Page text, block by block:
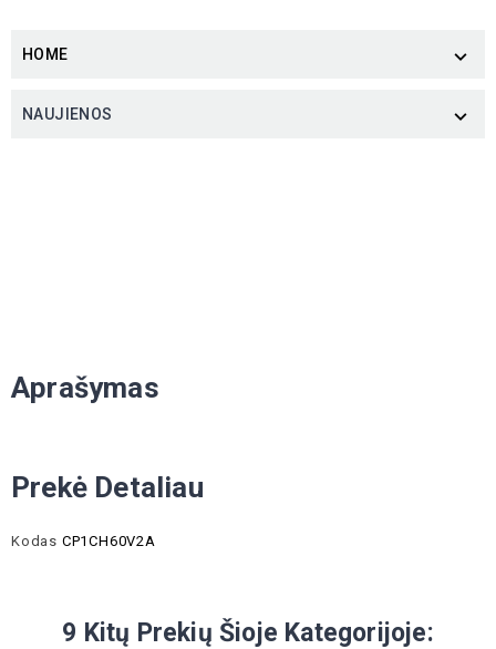
HOME 
NAUJIENOS 
Aprašymas
Prekė Detaliau
Kodas CP1CH60V2A
9 Kitų Prekių Šioje Kategorijoje: